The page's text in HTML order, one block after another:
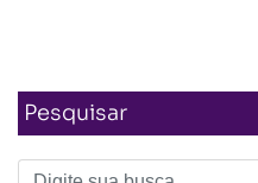
Pesquisar